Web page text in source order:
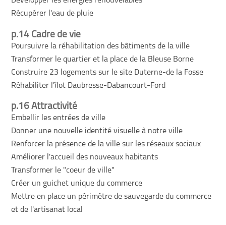
Récupérer l'eau de pluie
p.14 Cadre de vie
Poursuivre la réhabilitation des bâtiments de la ville
Transformer le quartier et la place de la Bleuse Borne
Construire 23 logements sur le site Duterne-de la Fosse
Réhabiliter l'îlot Daubresse-Dabancourt-Ford
p.16 Attractivité
Embellir les entrées de ville
Donner une nouvelle identité visuelle à notre ville
Renforcer la présence de la ville sur les réseaux sociaux
Améliorer l'accueil des nouveaux habitants
Transformer le "coeur de ville"
Créer un guichet unique du commerce
Mettre en place un périmètre de sauvegarde du commerce
et de l'artisanat local